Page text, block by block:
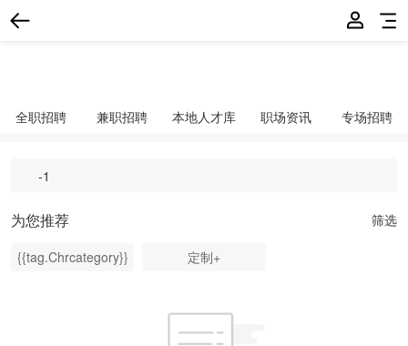
全职招聘 兼职招聘 本地人才库 职场资讯 专场招聘
筛选
为您推荐
{{tag.Chrcategory}} 定制+